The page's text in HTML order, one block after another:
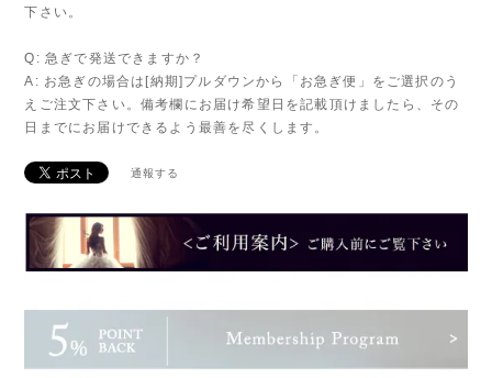
下さい。
Q: 急ぎで発送できますか？
A: お急ぎの場合は[納期]プルダウンから「お急ぎ便」をご選択のう
えご注文下さい。備考欄にお届け希望日を記載頂けましたら、その
日までにお届けできるよう最善を尽くします。
通報する